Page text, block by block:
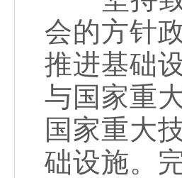
会的方针
推进基础
与国家重
国家重大
础设施。